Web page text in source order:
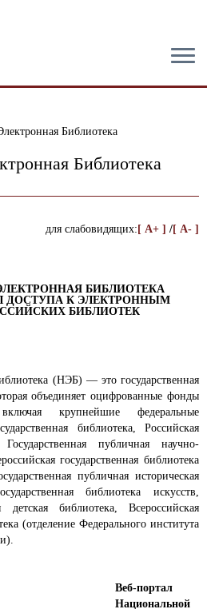
Библиотека
Библиотека
для слабовидящих: [ A+ ] /[ A- ]
БИБЛИОТЕКА
ДОСТУПА К ЭЛЕКТРОННЫМ
БИБЛИОТЕК
(НЭБ) — это государственная
объединяет оцифрованные фонды
крупнейшие федеральные
библиотека, Российская
публичная научно-
государственная библиотека
публичная историческая
библиотека искусств,
детская библиотека, Всероссийская
(отделение Федерального института
Веб-портал
Национальной